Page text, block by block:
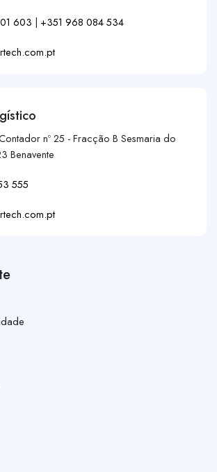
603 | +351 968 084 534
nº 25 - Fracção B Sesmaria do
Benavente
555